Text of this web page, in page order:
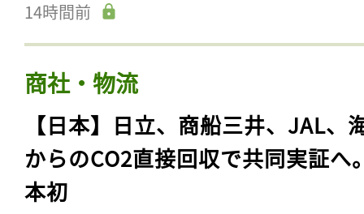
14時間前
商社・物流
【日本】日立、商船三井、JAL、
からのCO2直接回収で共同実証へ
本初